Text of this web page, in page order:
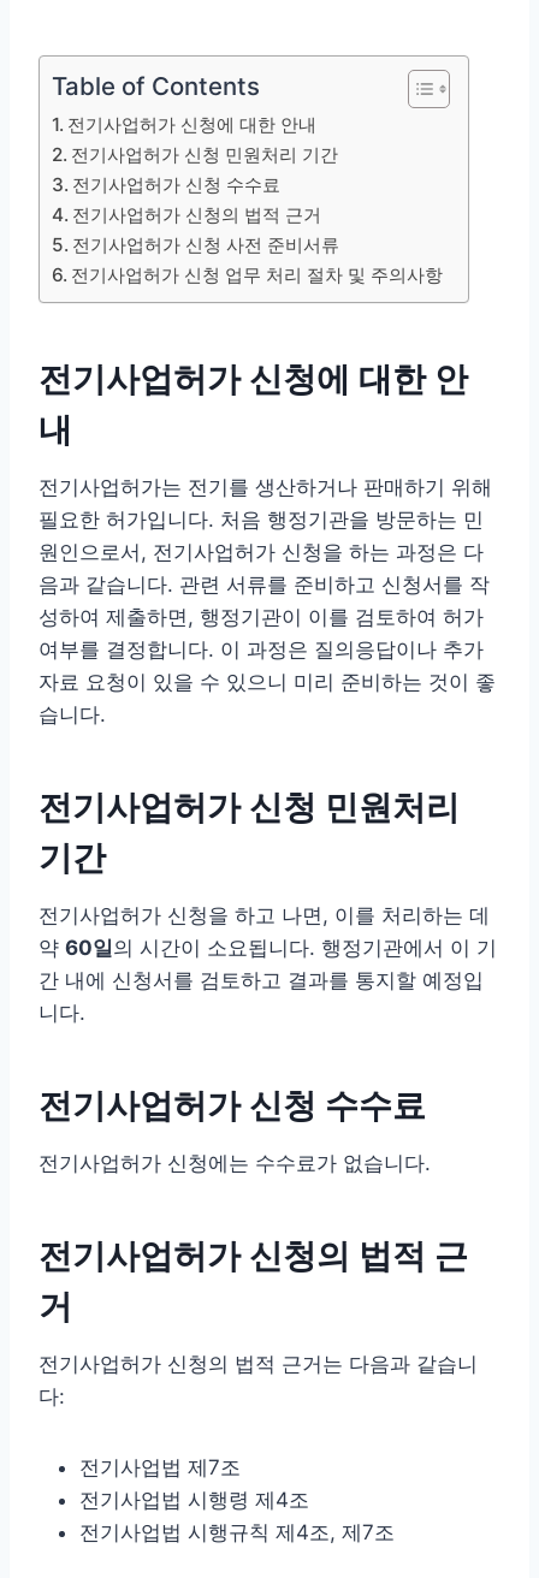
Table of Contents
전기사업허가 신청에 대한 안내
전기사업허가 신청 민원처리 기간
전기사업허가 신청 수수료
전기사업허가 신청의 법적 근거
전기사업허가 신청 사전 준비서류
전기사업허가 신청 업무 처리 절차 및 주의사항
전기사업허가 신청에 대한 안
내
전기사업허가는 전기를 생산하거나 판매하기 위해
필요한 허가입니다. 처음 행정기관을 방문하는 민
원인으로서, 전기사업허가 신청을 하는 과정은 다
음과 같습니다. 관련 서류를 준비하고 신청서를 작
성하여 제출하면, 행정기관이 이를 검토하여 허가
여부를 결정합니다. 이 과정은 질의응답이나 추가
자료 요청이 있을 수 있으니 미리 준비하는 것이 좋
습니다.
전기사업허가 신청 민원처리
기간
전기사업허가 신청을 하고 나면, 이를 처리하는 데
약 60일의 시간이 소요됩니다. 행정기관에서 이 기
간 내에 신청서를 검토하고 결과를 통지할 예정입
니다.
전기사업허가 신청 수수료
전기사업허가 신청에는 수수료가 없습니다.
전기사업허가 신청의 법적 근
거
전기사업허가 신청의 법적 근거는 다음과 같습니
다:
전기사업법 제7조
전기사업법 시행령 제4조
전기사업법 시행규칙 제4조, 제7조